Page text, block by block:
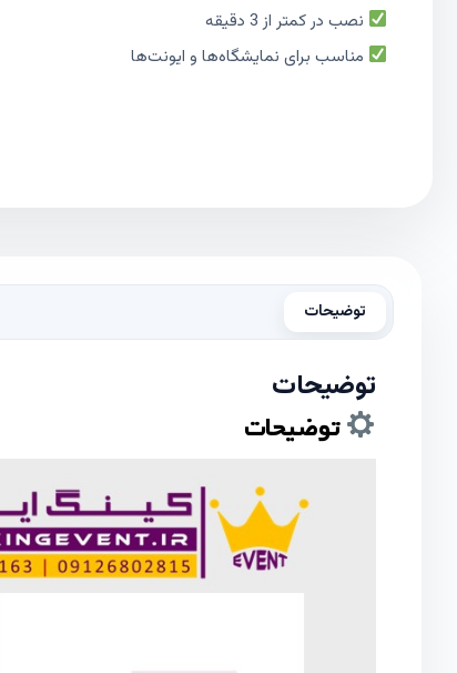
نصب در کمتر از 3 دقیقه
مناسب برای نمایشگاه‌ها و ایونت‌ها
توضیحات
توضیحات
توضیحات